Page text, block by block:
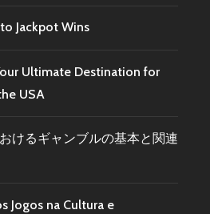
Jackpot Wins
Ultimate Destination for
USA
けるギャンブルの基本と関連
Jogos na Cultura e